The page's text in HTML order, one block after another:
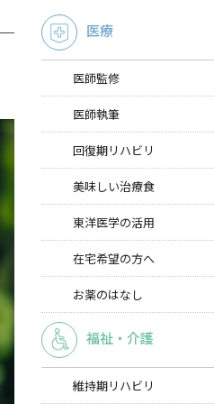
医療
医師監修
医師執筆
回復期リハビリ
美味しい治療食
東洋医学の活用
在宅希望の方へ
お薬のはなし
福祉・介護
維持期リハビリ